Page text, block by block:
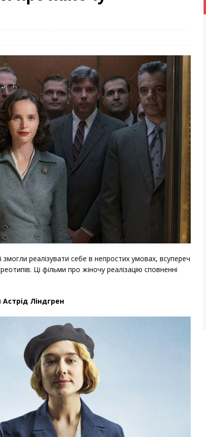
змогли реалізувати себе в непростих умовах, всупереч
Ці фільми про жіночу реалізацію сповненні
Астрід Ліндгрен